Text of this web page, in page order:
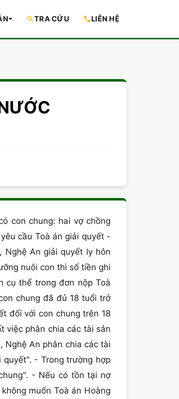
TRA CỨU LIÊN HỆ
con chung: hai vợ chồng
cầu Toà án giải quyết -
Nghệ An giải quyết ly hôn
nuôi con thì số tiền ghi
cụ thể trong đơn nộp Toà
chung đã đủ 18 tuổi trở
đối với con chung trên 18
việc phân chia các tài sản
Nghệ An phân chia các tài
quyết". - Trong trường hợp
- Nếu có tồn tại nợ
muốn Toà án Hoàng